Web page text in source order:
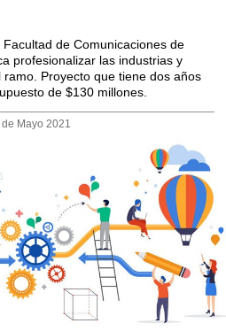
de Comunicaciones de
profesionalizar las industrias y
Proyecto que tiene dos años
de $130 millones.
Mayo 2021